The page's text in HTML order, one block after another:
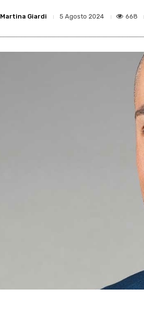
Martina Giardi 5 Agosto 2024 668